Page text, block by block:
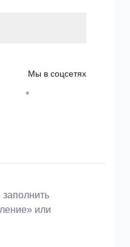
Мы в соцсетях
*
или